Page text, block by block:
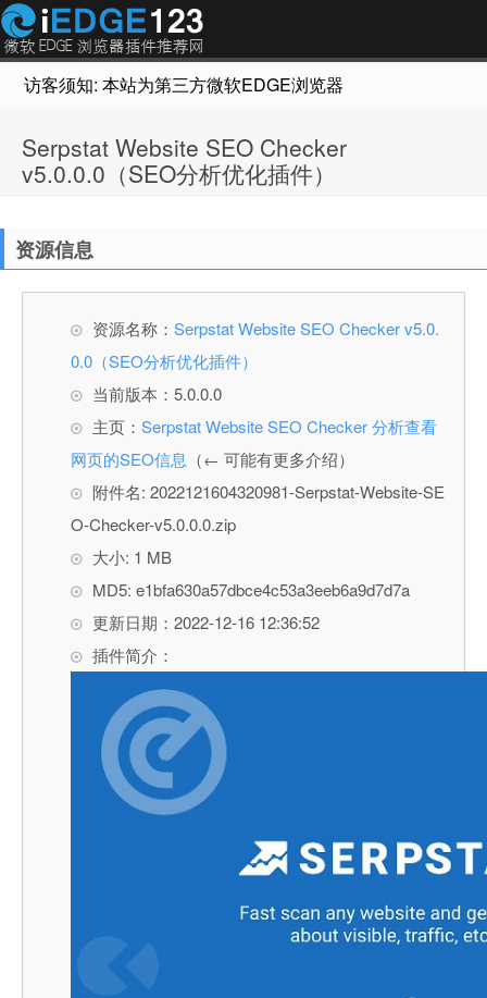
访客须知: 本站为第三方微软EDGE浏览器插件推荐网站，
Serpstat Website SEO Checker
v5.0.0.0（SEO分析优化插件）
资源信息
资源名称： Serpstat Website SEO Checker v5.0.
0.0（SEO分析优化插件）
当前版本：5.0.0.0
主页： Serpstat Website SEO Checker 分析查看
网页的SEO信息 （← 可能有更多介绍）
附件名: 2022121604320981-Serpstat-Website-SE
O-Checker-v5.0.0.0.zip
大小: 1 MB
MD5: e1bfa630a57dbce4c53a3eeb6a9d7d7a
更新日期：2022-12-16 12:36:52
插件简介：